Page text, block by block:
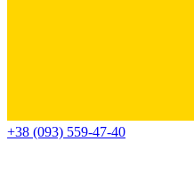
+38 (093) 559-47-40